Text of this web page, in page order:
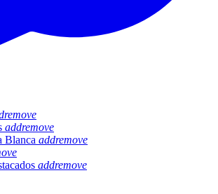
remove
addremove
Blanca addremove
addremove